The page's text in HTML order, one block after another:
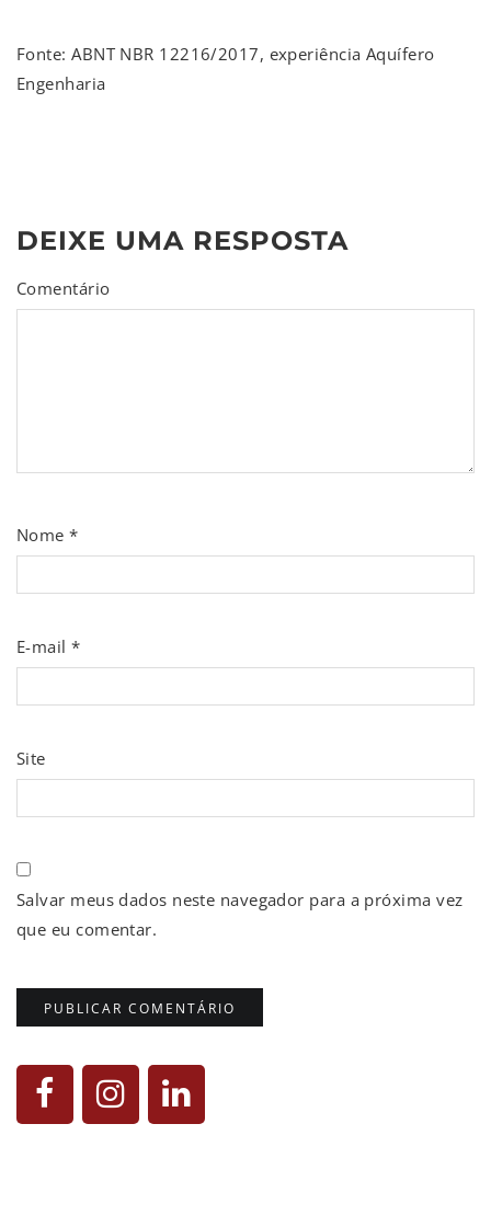
Fonte: ABNT NBR 12216/2017, experiência Aquífero
Engenharia
DEIXE UMA RESPOSTA
Comentário
Nome*
E-mail*
Site
Salvar meus dados neste navegador para a próxima vez
que eu comentar.